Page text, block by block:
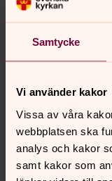
Samtycke
Vi använder kakor
Vissa av våra
webbplatsen ska
analys och kakor
samt kakor som
eller via telefon